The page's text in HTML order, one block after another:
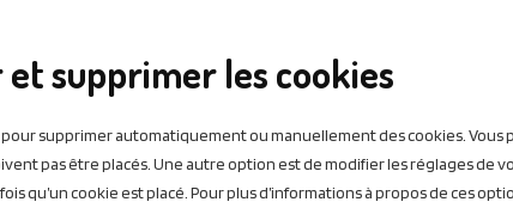
supprimer les cookies
supprimer automatiquement ou manuellement des cookies. Vous
pas être placés. Une autre option est de modifier les réglages de
qu’un cookie est placé. Pour plus d’informations à propos de ces